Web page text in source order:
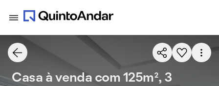
Casa à venda com 125m², 3